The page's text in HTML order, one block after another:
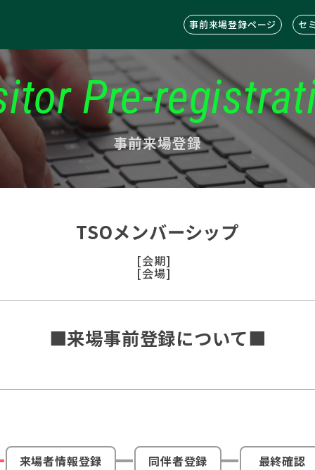
事前来場登録ページ セ
Pre-
事前来場登録
TSOメンバーシップ
[会期]
[会場]
■来場事前登録について■
来場者情報登録 同伴者登録 最終確認